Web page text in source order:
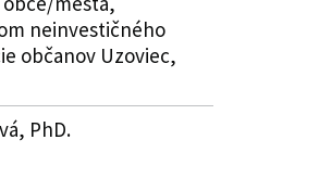
neinvestičného
občanov Uzoviec,
PhD.